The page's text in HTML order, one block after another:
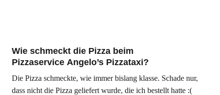
Wie schmeckt die Pizza beim
Pizzaservice Angelo’s Pizzataxi?
Die Pizza schmeckte, wie immer bislang klasse. Schade nur,
dass nicht die Pizza geliefert wurde, die ich bestellt hatte :(